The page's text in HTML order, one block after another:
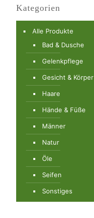
Kategorien
Alle Produkte
Bad & Dusche
Gelenkpflege
Gesicht & Körper
Haare
Hände & Füße
Männer
Natur
Öle
Seifen
Sonstiges